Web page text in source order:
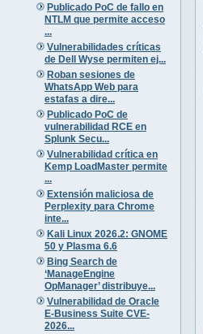
Publicado PoC de fallo en
NTLM que permite acceso
...
Vulnerabilidades críticas
de Dell Wyse permiten ej...
Roban sesiones de
WhatsApp Web para
estafas a dire...
Publicado PoC de
vulnerabilidad RCE en
Splunk Secu...
Vulnerabilidad crítica en
Kemp LoadMaster permite
...
Extensión maliciosa de
Perplexity para Chrome
inte...
Kali Linux 2026.2: GNOME
50 y Plasma 6.6
Bing Search de
‘ManageEngine
OpManager’ distribuye...
Vulnerabilidad de Oracle
E-Business Suite CVE-
2026...